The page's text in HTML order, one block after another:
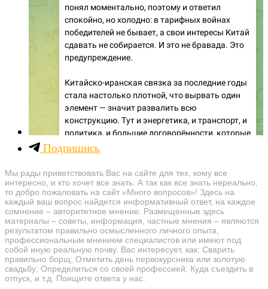
Подпишись
Мы рады приветствовать Вас на сайте для тех, кому все
интересно, и кто хочет все знать. А так как все знать нереально,
то добро пожаловать на сайт «Много вопросов»! Здесь на
каждый ваш вопрос найдется информативный ответ, на каждое
сомнение – авторитетное мнение. Размещенные здесь
материалы – советы, информация, частные мнения – являются
результатом правильно осмысленного личного опыта,
профессиональным мнением специалистов или имеют под
собой иную реальную почву. Вас интересует, как: Сварить
правильно борщ; Отметить день первокурсника или золотую
свадьбу; Определиться со своей профессией; Куда съездить в
отпуск, и т.д. Поищите ответа у нас.